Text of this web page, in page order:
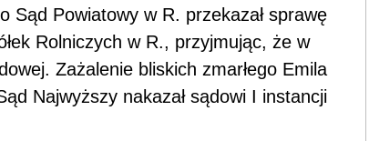
Sąd Powiatowy w R. przekazał sprawę
Rolniczych w R., przyjmując, że w
Zażalenie bliskich zmarłego Emila
Najwyższy nakazał sądowi I instancji